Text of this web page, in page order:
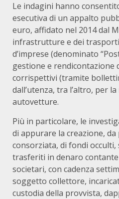
Le indagini hanno
esecutiva di un appalto
euro, affidato nel 2014 dal
infrastrutture e dei
d’imprese (denominato
gestione e rendicontazione
corrispettivi (tramite
dall’utenza, tra l’altro, per
autovetture.
Più in particolare, le
di appurare la creazione,
consorziata, di fondi occulti,
trasferiti in denaro
societari, con cadenza
soggetto collettore,
custodia della provvista,